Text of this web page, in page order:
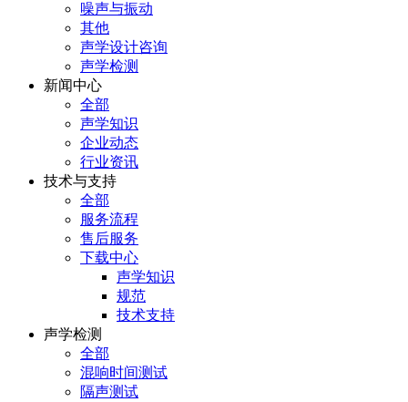
噪声与振动
其他
声学设计咨询
声学检测
新闻中心
全部
声学知识
企业动态
行业资讯
技术与支持
全部
服务流程
售后服务
下载中心
声学知识
规范
技术支持
声学检测
全部
混响时间测试
隔声测试